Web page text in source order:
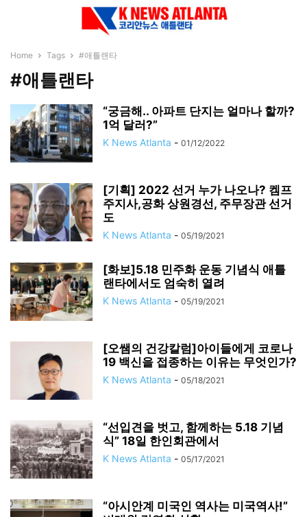
Home Tags #애틀랜타
#애틀랜타
“궁금해.. 아파트 단지는 얼마나 할까?
1억 달러?”
K News Atlanta - 01/12/2022
[기획] 2022 선거 누가 나오나? 켐프
주지사,공화 상원경선, 주무장관 선거
도
K News Atlanta - 05/19/2021
[화보]5.18 민주화 운동 기념식 애틀
랜타에서도 엄숙히 열려
K News Atlanta - 05/19/2021
[오쌤의 건강칼럼]아이들에게 코로나
19 백신을 접종하는 이유는 무엇인가?
K News Atlanta - 05/18/2021
“선입견을 벗고, 함께하는 5.18 기념
식” 18일 한인회관에서
K News Atlanta - 05/17/2021
“아시안계 미국인 역사는 미국역사!”